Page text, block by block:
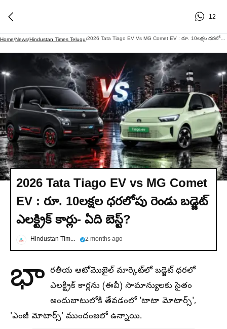
12
Home/News/Hindustan Times Telugu/
2026 Tata Tiago EV vs MG Comet
EV : రూ. 10లక్షల ధరలోపు రెండు బడ్జెట్​
ఎలక్ట్రిక్​ కార్లు- ఏది బెస్ట్?
Hindustan Times Telugu 2 months ago
భా రతీయ ఆటోమొబైల్ మార్కెట్​లో బడ్జెట్ ధరలో
ఎలక్ట్రిక్ కార్లను (ఈవీ) సామాన్యులకు సైతం
అందుబాటులోకి తేవడంలో 'టాటా మోటార్స్',
'ఎంజీ మోటార్స్' ముందంజలో ఉన్నాయి.